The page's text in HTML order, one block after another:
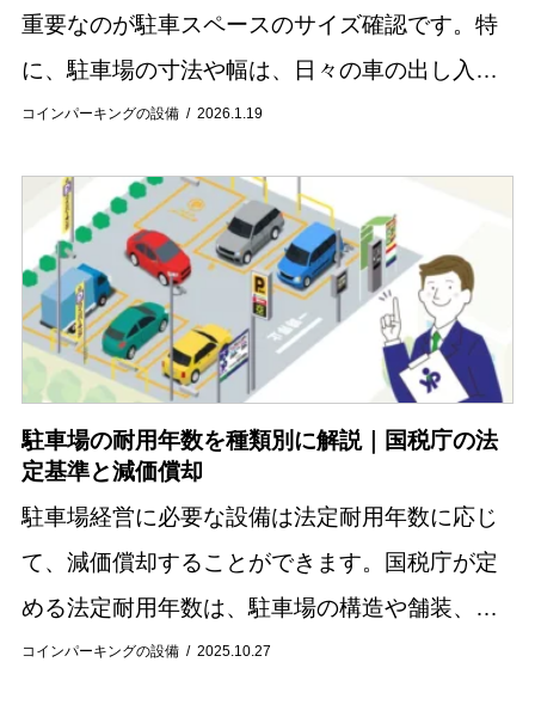
コインパーキングの設備 2026.1.19
重要なのが駐車スペースのサイズ確認です。特
に、駐車場の寸法や幅は、日々の車の出し入れ
のしやすさに直結するため、慎重に選ぶ必要が
を選んでし...
コインパーキングの設備 2025.10.27
駐車場の耐用年数を種類別に解説｜国税庁の法
定基準と減価償却
駐車場経営に必要な設備は法定耐用年数に応じ
て、減価償却することができます。国税庁が定
める法定耐用年数は、駐車場の構造や舗装、設
備の種類によって細かく分類されています。例